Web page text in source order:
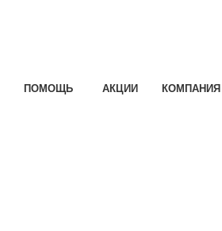
ПОМОЩЬ АКЦИИ КОМПАНИЯ